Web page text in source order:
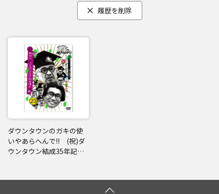
履歴を削除
ダウンタウンのガキの使
いやあらへんで!! (祝)ダ
ウンタウン結成35年記念
てはいけない科学博士24